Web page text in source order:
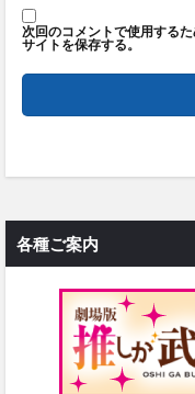
次回のコメントで使用する
サイトを保存する。
各種ご案内